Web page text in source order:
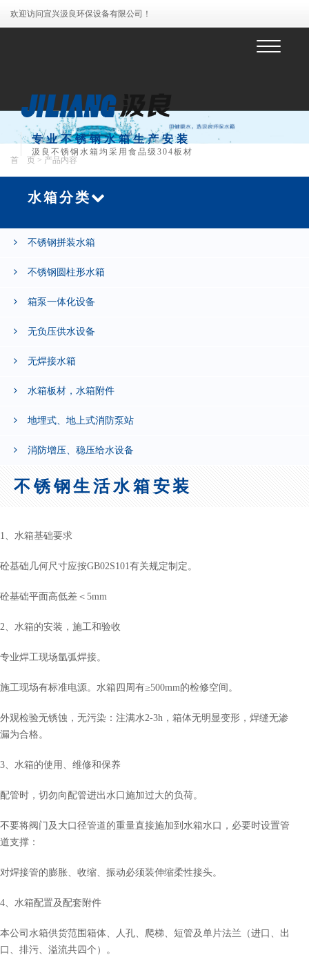
欢迎访问宜兴汲良环保设备有限公司！
菜
专业不锈钢水箱生产安装
汲良不锈钢水箱均采用食品级304板材
首 页 > 产品内容
水箱分类
不锈钢拼装水箱
不锈钢圆柱形水箱
箱泵一体化设备
无负压供水设备
无焊接水箱
水箱板材，水箱附件
地埋式、地上式消防泵站
消防增压、稳压给水设备
不锈钢生活水箱安装
1、水箱基础要求
砼基础几何尺寸应按GB02S101有关规定制定。
砼基础平面高低差＜5mm
2、水箱的安装，施工和验收
专业焊工现场氩弧焊接。
施工现场有标准电源。水箱四周有≥500mm的检修空间。
外观检验无锈蚀，无污染：注满水2-3h，箱体无明显变形，焊缝无渗
漏为合格。
3、水箱的使用、维修和保养
配管时，切勿向配管进出水口施加过大的负荷。
不要将阀门及大口径管道的重量直接施加到水箱水口，必要时设置管
道支撑：
对焊接管的膨胀、收缩、振动必须装伸缩柔性接头。
4、水箱配置及配套附件
本公司水箱供货范围箱体、人孔、爬梯、短管及单片法兰（进口、出
口、排污、溢流共四个）。